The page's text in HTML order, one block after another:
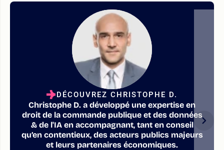
DÉCOUVREZ CHRISTOPHE D.
Christophe D. a développé une expertise en
droit de la commande publique et des données
& de l'IA en accompagnant, tant en conseil
qu’en contentieux, des acteurs publics majeurs
et leurs partenaires économiques.